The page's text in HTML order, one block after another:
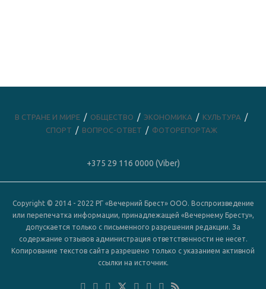
В СТРАНЕ И МИРЕ ОБЩЕСТВО ЭКОНОМИКА
КУЛЬТУРА
СПОРТ
ВОПРОС-ОТВЕТ ФОТОРЕПОРТАЖ
+375 29 116 0000 (Viber)
Copyright © 2014 - 2022 РГ «Вечерний Брест» ООО. Воспроизведение
или перепечатка информации, принадлежащей «Вечернему Бресту»,
допускается только с письменного разрешения редакции. За
содержание отзывов администрация ответственности не несет.
Копирование текстов сайта разрешено только с указанием активной
ссылки на источник.